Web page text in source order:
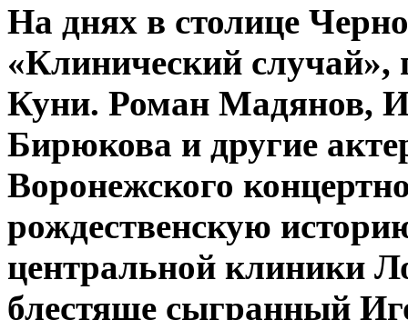
На днях в столице
«Клинический случай»,
Куни. Роман Мадянов,
Бирюкова и другие
Воронежского
рождественскую
центральной клиники
блестяще сыгранный